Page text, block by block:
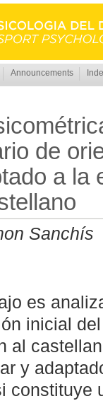
Announcements
de
a la
Sanchís
es
inicial
al
y
constituye